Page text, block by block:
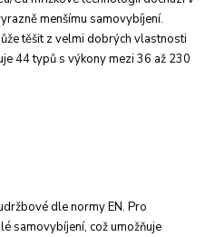
menšímu samovybíjení.
těšit z velmi dobrýchvlastnosti
44 typů s výkony mezi 36 až 230
dlenormy EN. Pro
samovybíjení, což umožňuje